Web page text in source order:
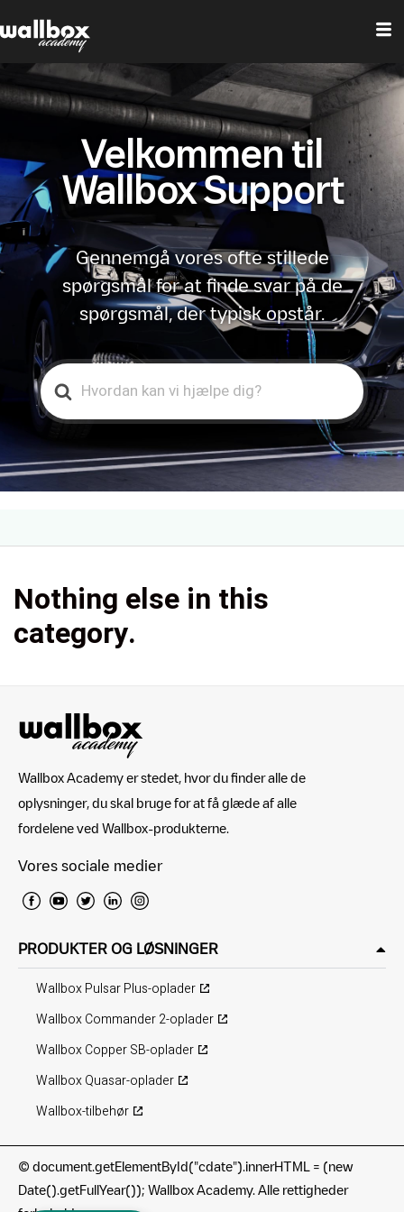
Velkommen til
Wallbox Support
Gennemgå vores ofte stillede
spørgsmål for at finde svar på de
spørgsmål, der typisk opstår.
Search
For
Nothing else in this
category.
Wallbox Academy er stedet, hvor du finder alle de
oplysninger, du skal bruge for at få glæde af alle
fordelene ved Wallbox-produkterne.
Vores sociale medier
PRODUKTER OG LØSNINGER
Wallbox Pulsar Plus-oplader
Wallbox Commander 2-oplader
Wallbox Copper SB-oplader
Wallbox Quasar-oplader
Wallbox-tilbehør
© document.getElementById("cdate").innerHTML = (new
Date().getFullYear()); Wallbox Academy. Alle rettigheder